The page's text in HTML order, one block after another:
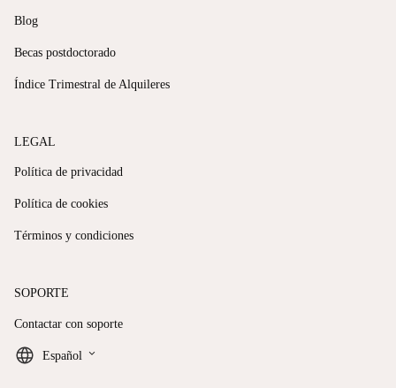
Blog
Becas postdoctorado
Índice Trimestral de Alquileres
LEGAL
Política de privacidad
Política de cookies
Términos y condiciones
SOPORTE
Contactar con soporte
Español keyboard_arrow_down